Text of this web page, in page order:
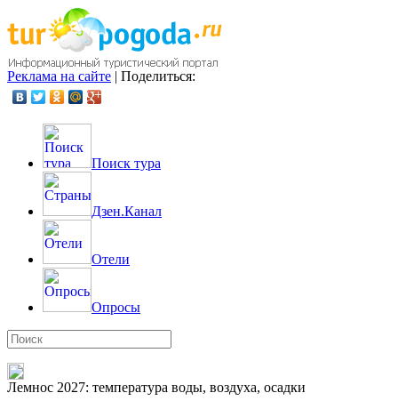
Реклама на сайте | Поделиться:
Поиск тура
Дзен.Канал
Отели
Опросы
Лемнос 2027: температура воды, воздуха, осадки